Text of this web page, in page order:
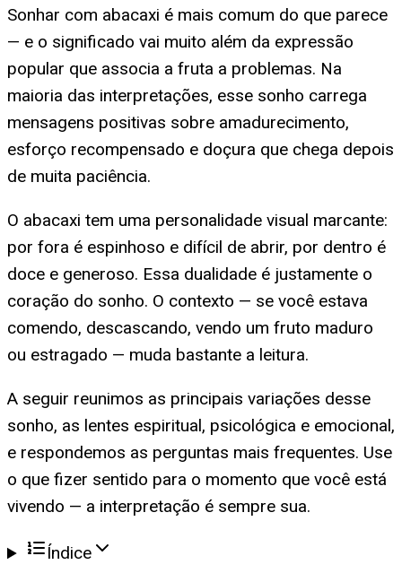
Sonhar com abacaxi é mais comum do que parece
— e o significado vai muito além da expressão
popular que associa a fruta a problemas. Na
maioria das interpretações, esse sonho carrega
mensagens positivas sobre amadurecimento,
esforço recompensado e doçura que chega depois
de muita paciência.
O abacaxi tem uma personalidade visual marcante:
por fora é espinhoso e difícil de abrir, por dentro é
doce e generoso. Essa dualidade é justamente o
coração do sonho. O contexto — se você estava
comendo, descascando, vendo um fruto maduro
ou estragado — muda bastante a leitura.
A seguir reunimos as principais variações desse
sonho, as lentes espiritual, psicológica e emocional,
e respondemos as perguntas mais frequentes. Use
o que fizer sentido para o momento que você está
vivendo — a interpretação é sempre sua.
Índice